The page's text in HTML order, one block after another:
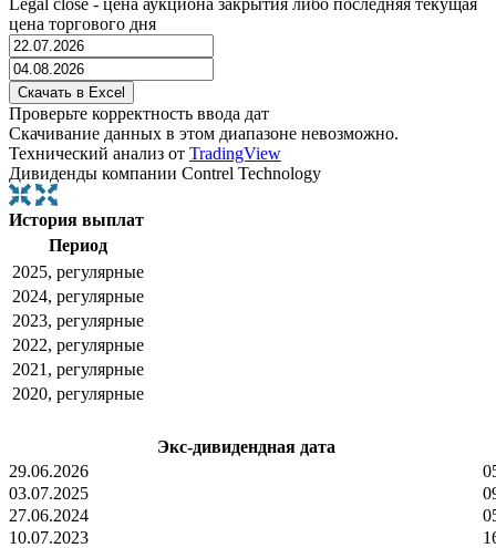
цена торгового дня
Проверьте корректность ввода дат
Скачивание данных в этом диапазоне невозможно.
Технический анализ от TradingView
Дивиденды компании Contrel Technology
История выплат
Период
2025, регулярные
2024, регулярные
2023, регулярные
2022, регулярные
2021, регулярные
2020, регулярные
Экс-дивидендная дата
29.06.2026
03.07.2025
27.06.2024
10.07.2023